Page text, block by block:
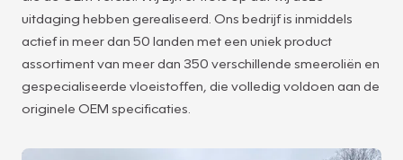
uitdaging hebben gerealiseerd. Ons bedrijf is inmiddels
actief in meer dan 50 landen met een uniek product
assortiment van meer dan 350 verschillende smeeroliën en
gespecialiseerde vloeistoffen, die volledig voldoen aan de
originele OEM specificaties.